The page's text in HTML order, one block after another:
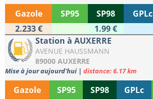
Gazole SP95 SP98 GPLc
2.233 €
1.99 €
Station à AUXERRE
AVENUE HAUSSMANN
89000 AUXERRE
Mise à jour aujourd'hui | distance: 6.17 km
Gazole SP95 SP98 GPLc